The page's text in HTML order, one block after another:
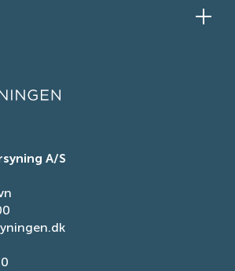
elafgift
gade- og stibelysning
A/S